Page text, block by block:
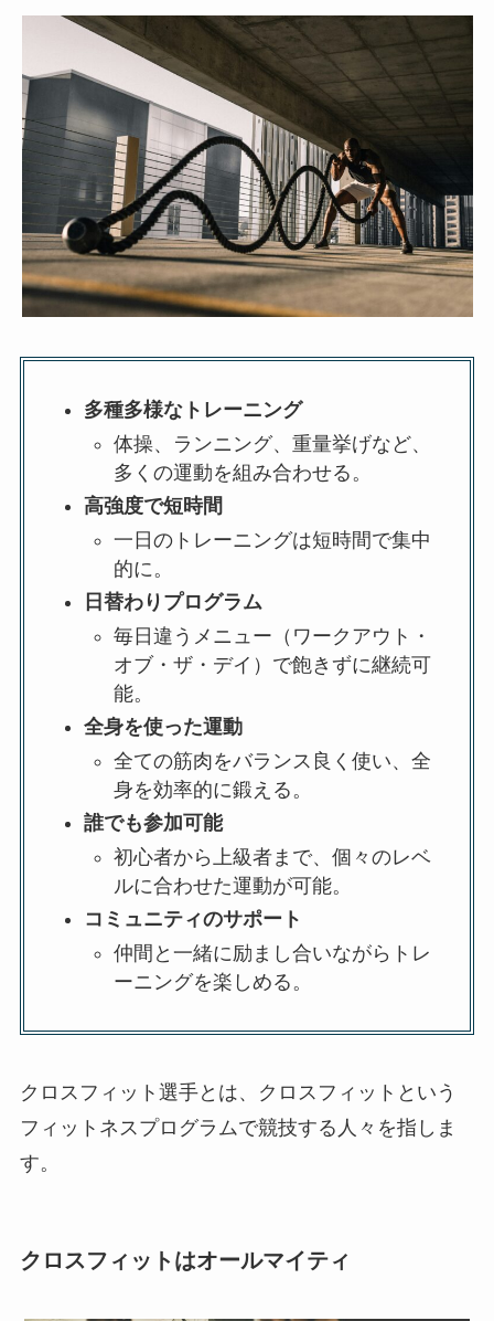
多種多様なトレーニング
体操、ランニング、重量挙げなど、
多くの運動を組み合わせる。
高強度で短時間
一日のトレーニングは短時間で集中
的に。
日替わりプログラム
毎日違うメニュー（ワークアウト・
オブ・ザ・デイ）で飽きずに継続可
能。
全身を使った運動
全ての筋肉をバランス良く使い、全
身を効率的に鍛える。
誰でも参加可能
初心者から上級者まで、個々のレベ
ルに合わせた運動が可能。
コミュニティのサポート
仲間と一緒に励まし合いながらトレ
ーニングを楽しめる。
クロスフィット選手とは、クロスフィットという
フィットネスプログラムで競技する人々を指しま
す。
クロスフィットはオールマイティ